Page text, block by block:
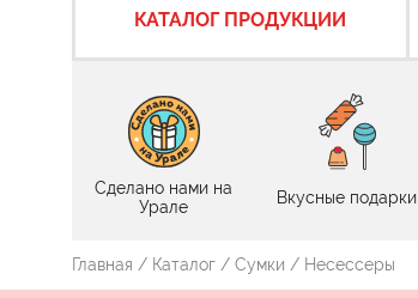
КАТАЛОГ ПРОДУКЦИИ
Сделано нами на
Урале
Вкусные подарки
Главная / Каталог / Сумки / Несессеры